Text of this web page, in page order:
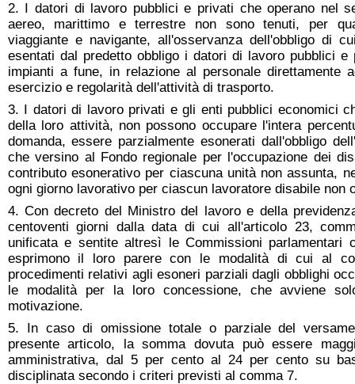
2. I datori di lavoro pubblici e privati che operano nel
aereo, marittimo e terrestre non sono tenuti, per
viaggiante e navigante, all'osservanza dell'obbligo di
esentati dal predetto obbligo i datori di lavoro pubblici
impianti a fune, in relazione al personale direttamente
esercizio e regolarità dell'attività di trasporto.
3. I datori di lavoro privati e gli enti pubblici economici
della loro attività, non possono occupare l'intera
domanda, essere parzialmente esonerati dall'obbligo
che versino al Fondo regionale per l'occupazione dei
contributo esonerativo per ciascuna unità non assunta,
ogni giorno lavorativo per ciascun lavoratore disabile non
4. Con decreto del Ministro del lavoro e della
centoventi giorni dalla data di cui all'articolo 23,
unificata e sentite altresì le Commissioni parlamentari
esprimono il loro parere con le modalità di cui al
procedimenti relativi agli esoneri parziali dagli obblighi
le modalità per la loro concessione, che avviene
motivazione.
5. In caso di omissione totale o parziale del
presente articolo, la somma dovuta può essere
amministrativa, dal 5 per cento al 24 per cento su
disciplinata secondo i criteri previsti al comma 7.